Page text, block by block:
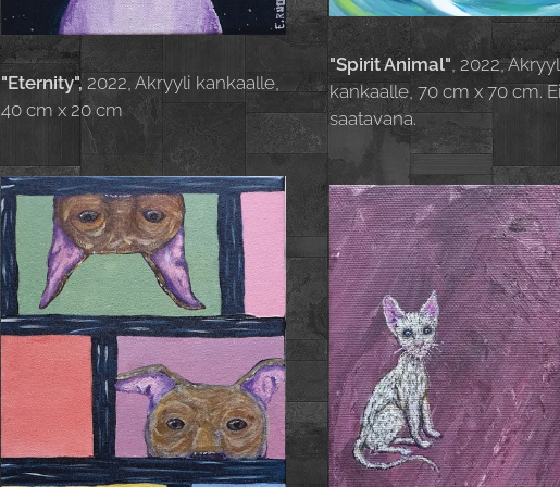
"Eternity", 2022, Akryyli kankaalle,
40 cm x 20 cm
"Spirit Animal" , 2022,
kankaalle, 70 cm x 70 cm.
saatavana.